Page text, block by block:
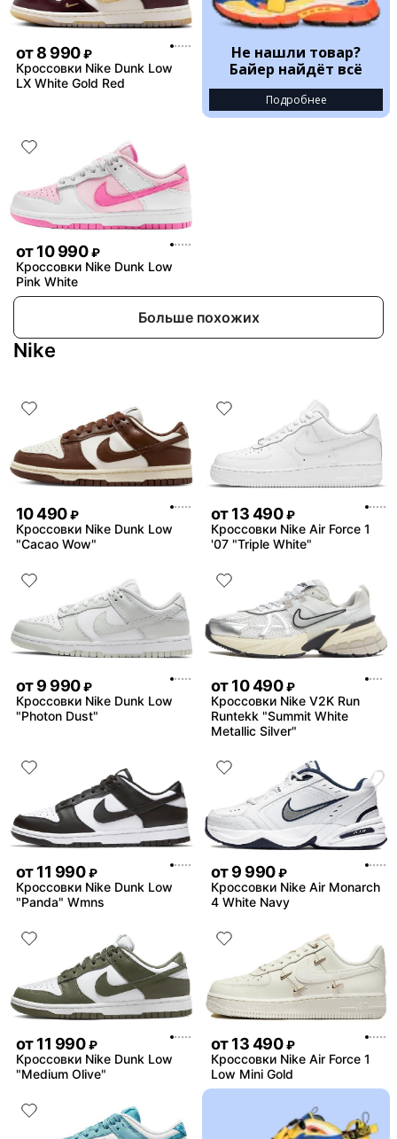
от8 990 ₽
Кроссовки Nike Dunk Low
LX White Gold Red
Не нашли товар?
Байер найдёт всё
Подробнее
от10 990 ₽
Кроссовки Nike Dunk Low
Pink White
Больше похожих
Nike
10 490 ₽
Кроссовки Nike Dunk Low
"Cacao Wow"
от13 490 ₽
Кроссовки Nike Air Force 1
'07 "Triple White"
от9 990 ₽
Кроссовки Nike Dunk Low
"Photon Dust"
от10 490 ₽
Кроссовки Nike V2K Run
Runtekk "Summit White
Metallic Silver"
от11 990 ₽
Кроссовки Nike Dunk Low
"Panda" Wmns
от9 990 ₽
Кроссовки Nike Air Monarch
4 White Navy
от11 990 ₽
Кроссовки Nike Dunk Low
"Medium Olive"
от13 490 ₽
Кроссовки Nike Air Force 1
Low Mini Gold